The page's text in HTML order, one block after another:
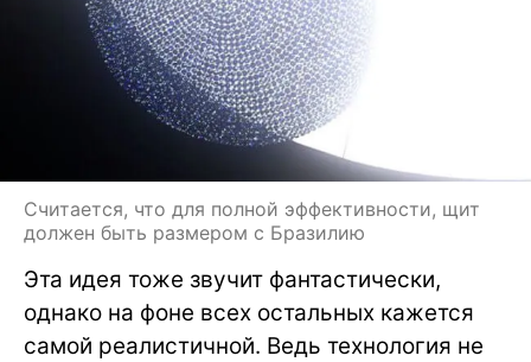
Считается, что для полной эффективности, щит
должен быть размером с Бразилию
Эта идея тоже звучит фантастически,
однако на фоне всех остальных кажется
самой реалистичной. Ведь технология не